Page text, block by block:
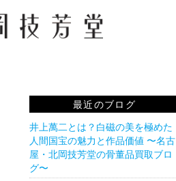
最近のブログ
井上萬二とは？白磁の美を極めた
人間国宝の魅力と作品価値 〜名古
屋・北岡技芳堂の骨董品買取ブロ
グ〜